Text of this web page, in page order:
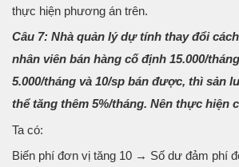
thực hiện phương án trên.
Câu 7: Nhà quản lý dự tính thay đổi
nhân viên bán hàng cố định 15.000/
5.000/tháng và 10/sp bán được, thì sản
thể tăng thêm 5%/tháng. Nên thực hiện
Ta có:
Biến phí đơn vị tăng 10 → Số dư đảm phí